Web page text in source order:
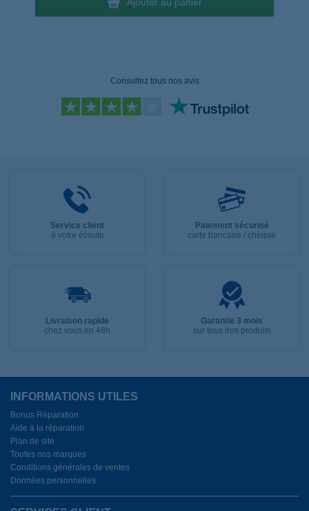
Consultez tous nos avis
Service client
à votre écoute
Paiement sécurisé
carte bancaire / chèque
Livraison rapide
chez vous en 48h
Garantie 3 mois
sur tous nos produits
INFORMATIONS UTILES
Bonus Réparation
Aide à la réparation
Plan de site
Toutes nos marques
Conditions générales de ventes
Données personnelles